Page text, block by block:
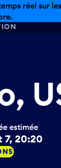
arrivées chez
estimée
7, 20:20